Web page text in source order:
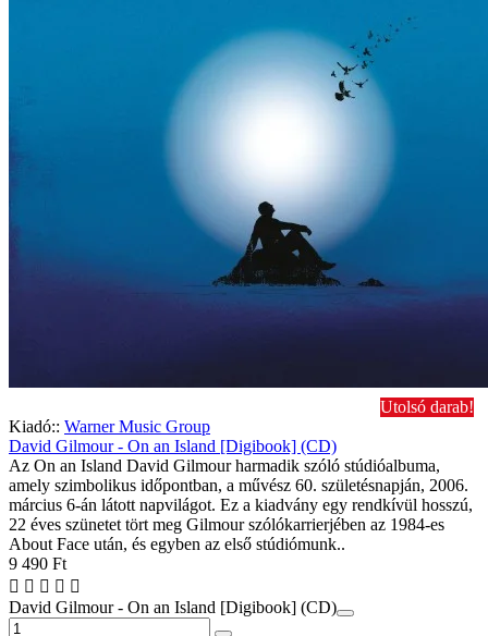
Utolsó darab!
Kiadó:: Warner Music Group
David Gilmour - On an Island [Digibook] (CD)
Az On an Island David Gilmour harmadik szóló stúdióalbuma,
amely szimbolikus időpontban, a művész 60. születésnapján, 2006.
március 6-án látott napvilágot. Ez a kiadvány egy rendkívül hosszú,
22 éves szünetet tört meg Gilmour szólókarrierjében az 1984-es
About Face után, és egyben az első stúdiómunk..
9 490 Ft
David Gilmour - On an Island [Digibook] (CD)